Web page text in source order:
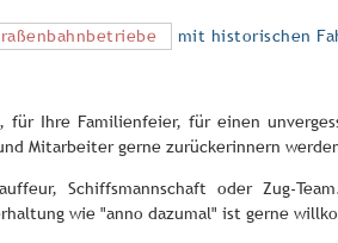
mit historischen
für Ihre Familienfeier, für einen
Mitarbeiter gerne zurückerinnern
Schiffsmannschaft oder Zug-
wie "anno dazumal" ist gerne